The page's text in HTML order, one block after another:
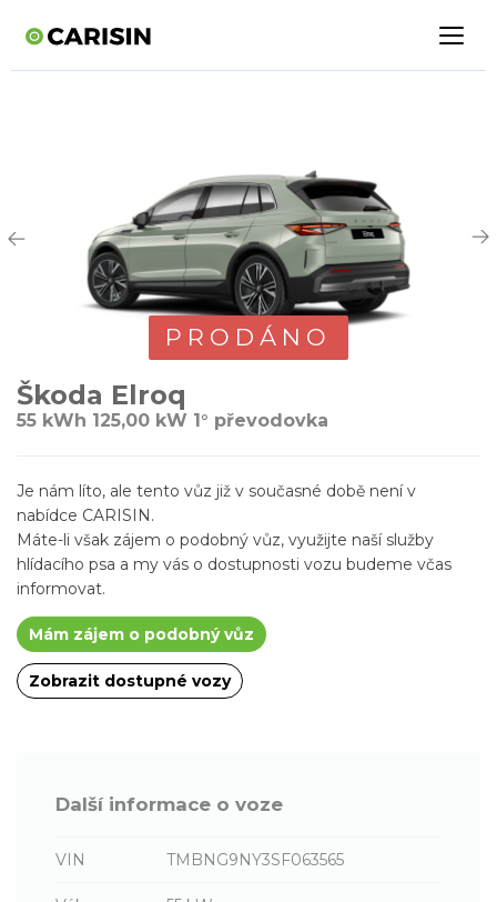
PRODÁNO
Škoda Elroq
55 kWh 125,00 kW 1° převodovka
Je nám líto, ale tento vůz již v současné době není v
nabídce CARISIN.
Máte-li však zájem o podobný vůz, využijte naší služby
hlídacího psa a my vás o dostupnosti vozu budeme včas
informovat.
Mám zájem o podobný vůz
Zobrazit dostupné vozy
Další informace o voze
VIN TMBNG9NY3SF063565